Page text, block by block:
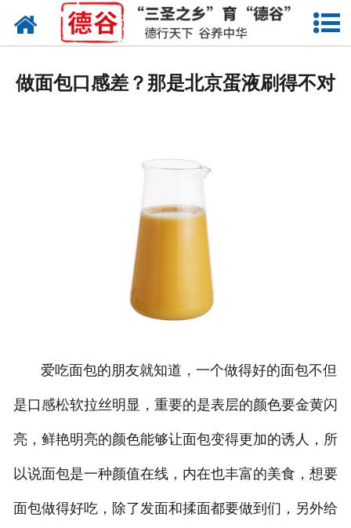
网站首页
做面包口感差？那是北京蛋液刷得不对
爱吃面包的朋友就知道，一个做得好的面包不但
是口感松软拉丝明显，重要的是表层的颜色要金黄闪
亮，鲜艳明亮的颜色能够让面包变得更加的诱人，所
以说面包是一种颜值在线，内在也丰富的美食，想要
面包做得好吃，除了发面和揉面都要做到们，另外给